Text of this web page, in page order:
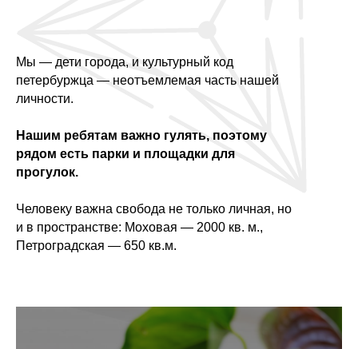
Мы — дети города, и культурный код
петербуржца — неотъемлемая часть нашей
личности.
Нашим ребятам важно гулять, поэтому
рядом есть парки и площадки для
прогулок.
Человеку важна свобода не только личная, но
и в пространстве: Моховая — 2000 кв. м.,
Петроградская — 650 кв.м.